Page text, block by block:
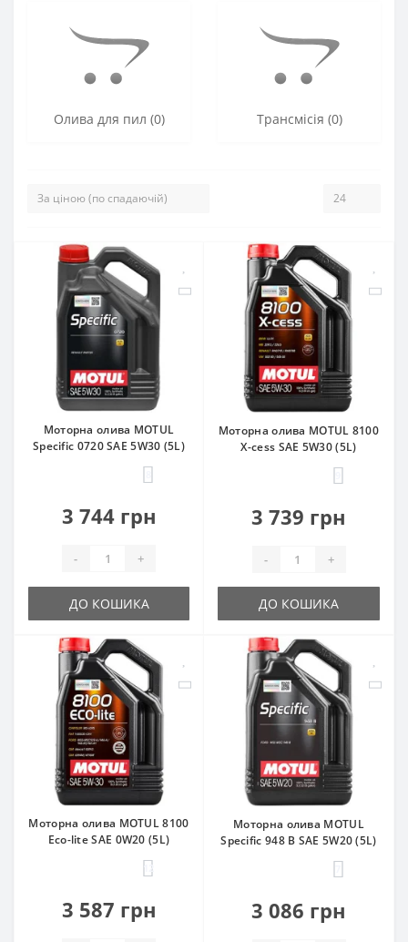
Олива для пил (0) Трансмісія (0)
Моторна олива MOTUL
Specific 0720 SAE 5W30 (5L)
3 744 грн
- +
ДО КОШИКА
Моторна олива MOTUL 8100
X-cess SAE 5W30 (5L)
3 739 грн
- +
ДО КОШИКА
Моторна олива MOTUL 8100
Eco-lite SAE 0W20 (5L)
12
3 587 грн
Моторна олива MOTUL
Specific 948 B SAE 5W20 (5L)
3 086 грн